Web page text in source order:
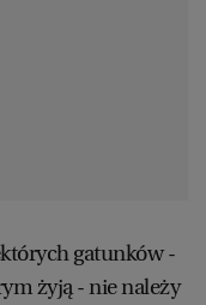
gatunków -
żyją - nie należy